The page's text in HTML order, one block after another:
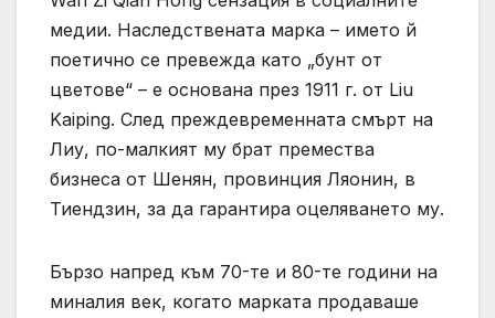
медии. Наследствената марка – името й
поетично се превежда като „бунт от
цветове“ – е основана през 1911 г. от Liu
Kaiping. След преждевременната смърт на
Лиу, по-малкият му брат премества
бизнеса от Шенян, провинция Ляонин, в
Тиендзин, за да гарантира оцеляването му.
Бързо напред към 70-те и 80-те години на
миналия век, когато марката продаваше